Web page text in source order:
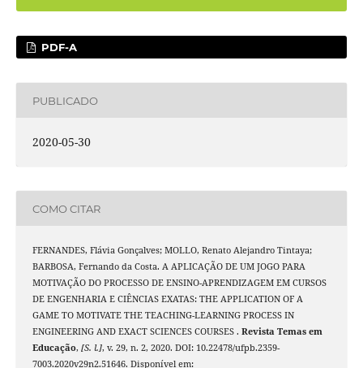
PDF-A
PUBLICADO
2020-05-30
COMO CITAR
FERNANDES, Flávia Gonçalves; MOLLO, Renato Alejandro Tintaya;
BARBOSA, Fernando da Costa. A APLICAÇÃO DE UM JOGO PARA
MOTIVAÇÃO DO PROCESSO DE ENSINO-APRENDIZAGEM EM CURSOS
DE ENGENHARIA E CIÊNCIAS EXATAS: THE APPLICATION OF A
GAME TO MOTIVATE THE TEACHING-LEARNING PROCESS IN
ENGINEERING AND EXACT SCIENCES COURSES . Revista Temas em
Educação, [S. l.], v. 29, n. 2, 2020. DOI: 10.22478/ufpb.2359-
7003.2020v29n2.51646. Disponível em: